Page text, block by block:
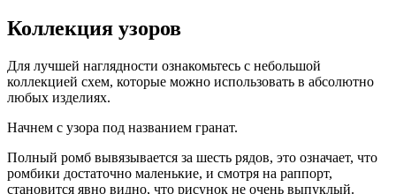
Коллекция узоров
Для лучшей наглядности ознакомьтесь с небольшой
коллекцией схем, которые можно использовать в абсолютно
любых изделиях.
Начнем с узора под названием гранат.
Полный ромб вывязывается за шесть рядов, это означает, что
ромбики достаточно маленькие, и смотря на раппорт,
становится явно видно, что рисунок не очень выпуклый.